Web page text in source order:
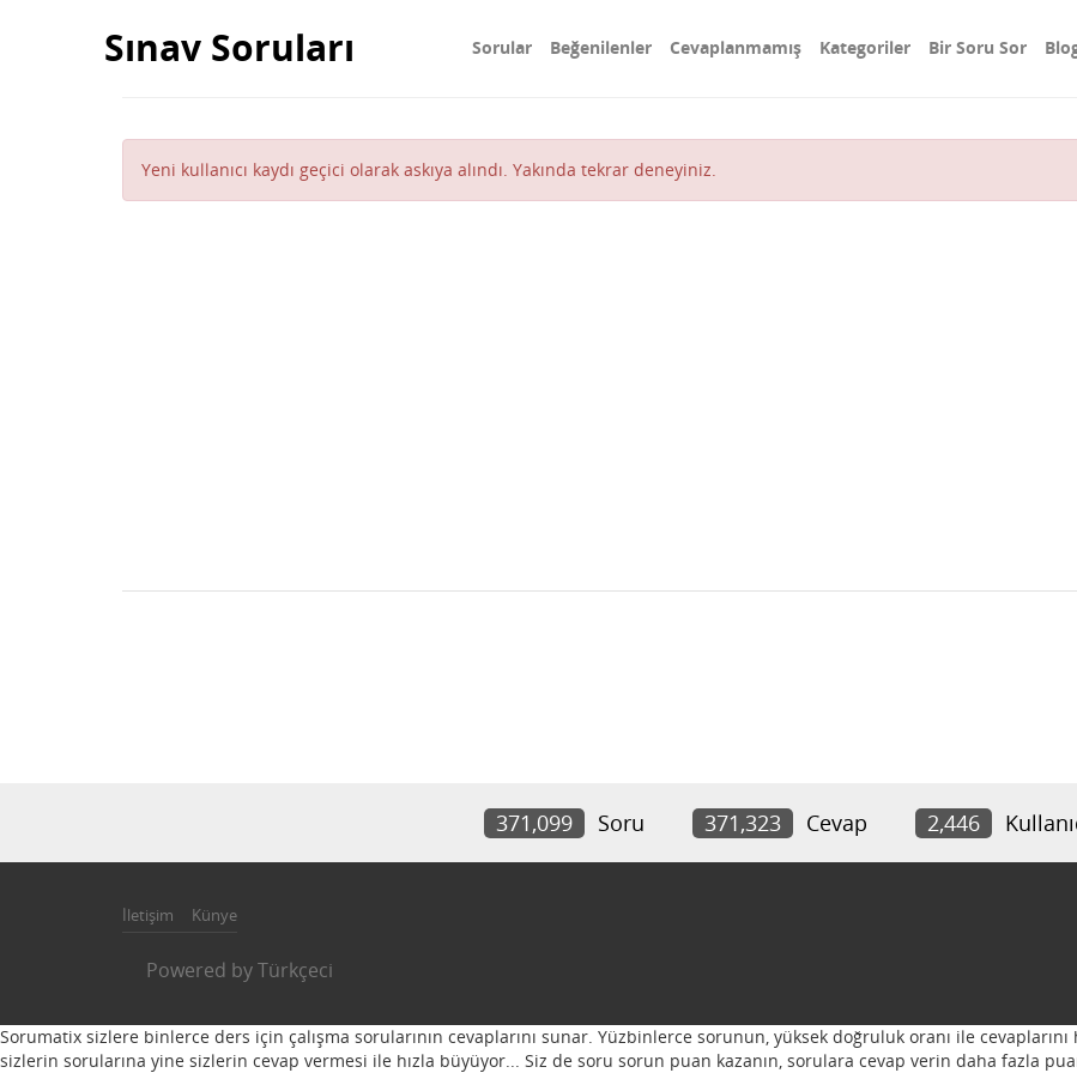
Sınav Soruları Sorular Beğenilenler Cevaplanmamış Kategoriler Bir Soru Sor
Yeni kullanıcı kaydı geçici olarak askıya alındı. Yakında tekrar deneyiniz.
371,099 Soru 371,323 Cevap 2,446
İletişim Künye
Powered byTürkçeci
Sorumatix sizlere binlerce ders için çalışma sorularının cevaplarını sunar. Yüzbinlerce sorunun, yüksek doğruluk oranı ile
sizlerin sorularına yine sizlerin cevap vermesi ile hızla büyüyor... Siz de soru sorun puan kazanın, sorulara cevap verin daha fazla